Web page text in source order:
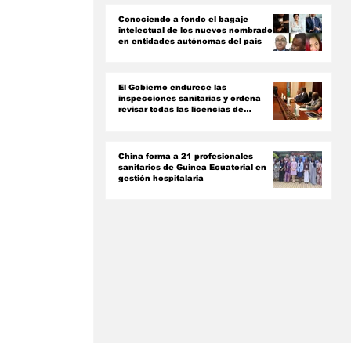
Conociendo a fondo el bagaje
intelectual de los nuevos nombrados
en entidades autónomas del país ‎
El Gobierno endurece las
inspecciones sanitarias y ordena
revisar todas las licencias de
China forma a 21 profesionales
sanitarios de Guinea Ecuatorial en
gestión hospitalaria